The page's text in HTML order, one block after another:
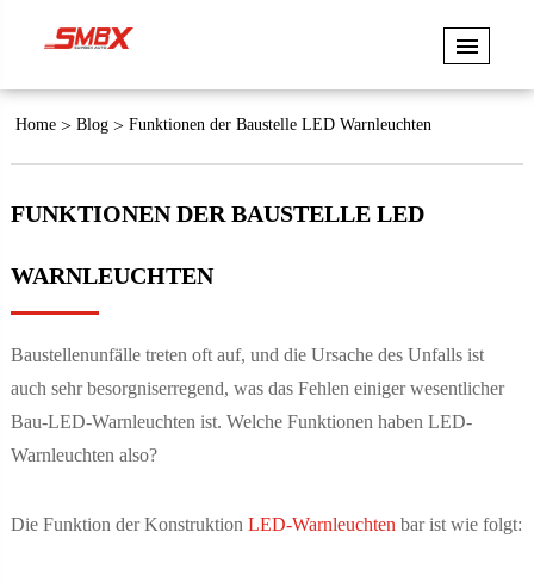
Home Blog Funktionen der Baustelle LED Warnleuchten
FUNKTIONEN DER BAUSTELLE LED
WARNLEUCHTEN
Baustellenunfälle treten oft auf, und die Ursache des Unfalls ist
auch sehr besorgniserregend, was das Fehlen einiger wesentlicher
Bau-LED-Warnleuchten ist. Welche Funktionen haben LED-
Warnleuchten also?
Die Funktion der Konstruktion LED-Warnleuchten bar ist wie folgt: